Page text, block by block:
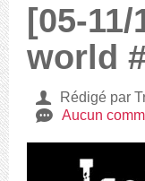
[05-
world
U Rédigé par
e Aucun